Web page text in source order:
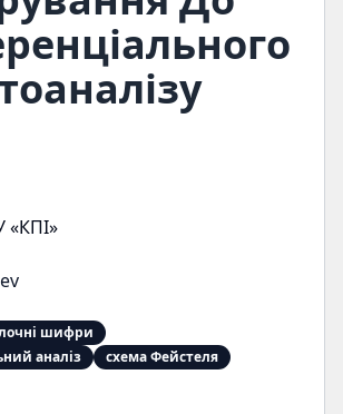
«КПІ»
шифри
аналіз
схема Фейстеля